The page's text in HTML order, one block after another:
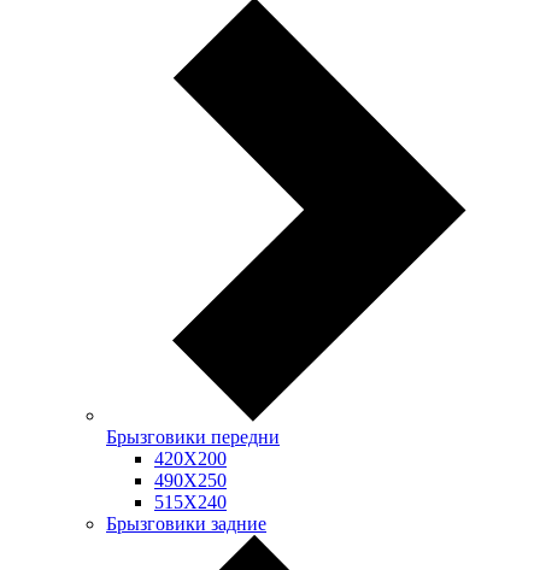
Брызговики передни
420Х200
490Х250
515Х240
Брызговики задние